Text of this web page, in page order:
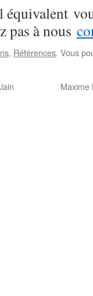
équivalent
pas à nous
, Références. Vous
Maxime